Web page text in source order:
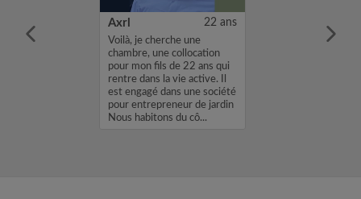
Axrl 22 ans
Voilà, je cherche une
chambre, une collocation
pour mon fils de 22 ans qui
rentre dans la vie active. Il
est engagé dans une société
pour entrepreneur de jardin
Nous habitons du cô...